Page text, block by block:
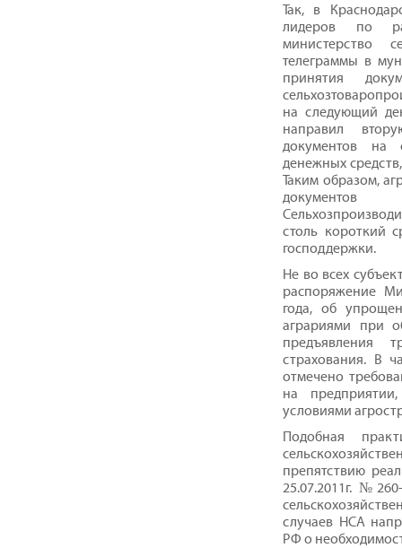
Так, в
лидеров по
министерство
телеграммы в
принятия
на следующий
направил
документов на
денежных
Таким образом,
документов
столь короткий
господдержки.
Не во всех
распоряжение
года, об
аграриями при
предъявления
страхования. В
отмечено
на
условиями
Подобная
препятствию
25.07.2011г.
случаев НСА
РФ о